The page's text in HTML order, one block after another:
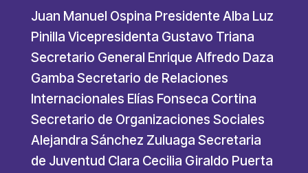
Juan Manuel Ospina Presidente Alba Luz
Pinilla Vicepresidenta Gustavo Triana
Secretario General Enrique Alfredo Daza
Gamba Secretario de Relaciones
Internacionales Elías Fonseca Cortina
Secretario de Organizaciones Sociales
Alejandra Sánchez Zuluaga Secretaria
de Juventud Clara Cecilia Giraldo Puerta